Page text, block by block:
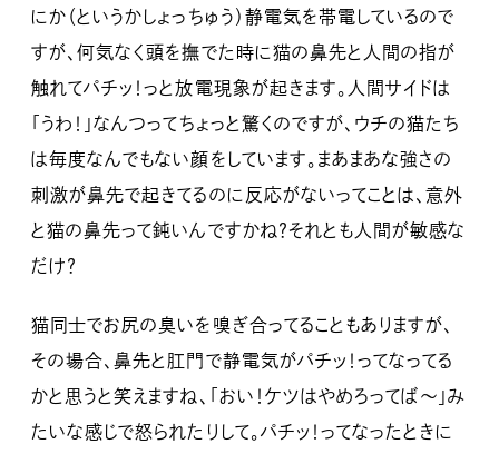
にか（というかしょっちゅう）静電気を帯電しているので
すが、何気なく頭を撫でた時に猫の鼻先と人間の指が
触れてパチッ！っと放電現象が起きます。人間サイドは
「うわ！」なんつってちょっと驚くのですが、ウチの猫たち
は毎度なんでもない顔をしています。まあまあな強さの
刺激が鼻先で起きてるのに反応がないってことは、意外
と猫の鼻先って鈍いんですかね？それとも人間が敏感な
だけ？
猫同士でお尻の臭いを嗅ぎ合ってることもありますが、
その場合、鼻先と肛門で静電気がパチッ！ってなってる
かと思うと笑えますね、「おい！ケツはやめろってば～」み
たいな感じで怒られたりして。パチッ！ってなったときに